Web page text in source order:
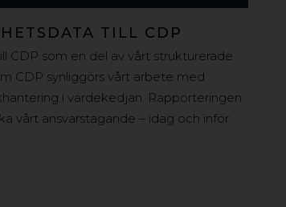
TILL CDP
CDP som en del av vårt strukturerade
CDP synliggörs vårt arbete med
i värdekedjan. Rapporteringen
vårt ansvarstagande – idag och inför